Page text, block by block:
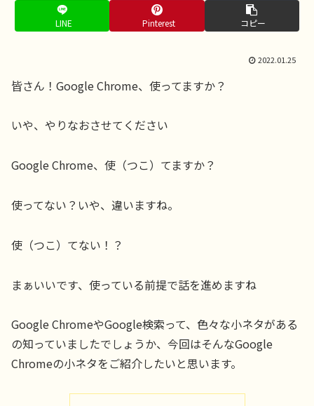
LINE Pinterest コピー
2022.01.25
皆さん！Google Chrome、使ってますか？
いや、やりなおさせてください
Google Chrome、使（つこ）てますか？
使ってない？いや、違いますね。
使（つこ）てない！？
まぁいいです、使っている前提で話を進めますね
Google ChromeやGoogle検索って、色々な小ネタがある
の知っていましたでしょうか、今回はそんなGoogle
Chromeの小ネタをご紹介したいと思います。